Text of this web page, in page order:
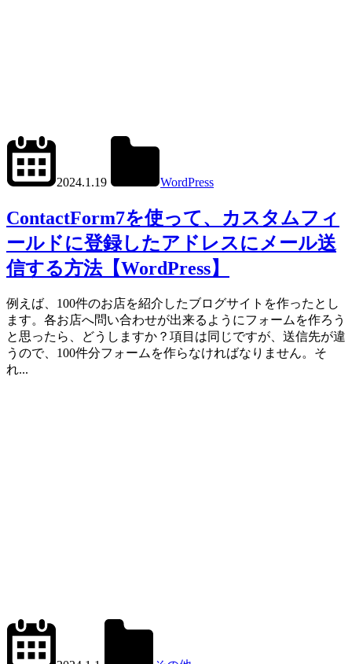
2024.1.19
WordPress
Form
7
ContactForm7を使って、カスタムフィ
ールドに登録したアドレスにメール送
信する方法【WordPress】
例えば、100件のお店を紹介したブログサイトを作ったとし
ます。各お店へ問い合わせが出来るようにフォームを作ろう
と思ったら、どうしますか？項目は同じですが、送信先が違
うので、100件分フォームを作らなければなりません。そ
れ...